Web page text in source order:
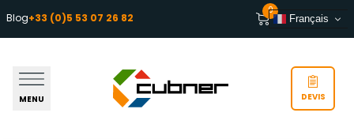
Aller au contenu
Blog+33 (0)5 53 07 26 82
0
Français
MENU DEVIS